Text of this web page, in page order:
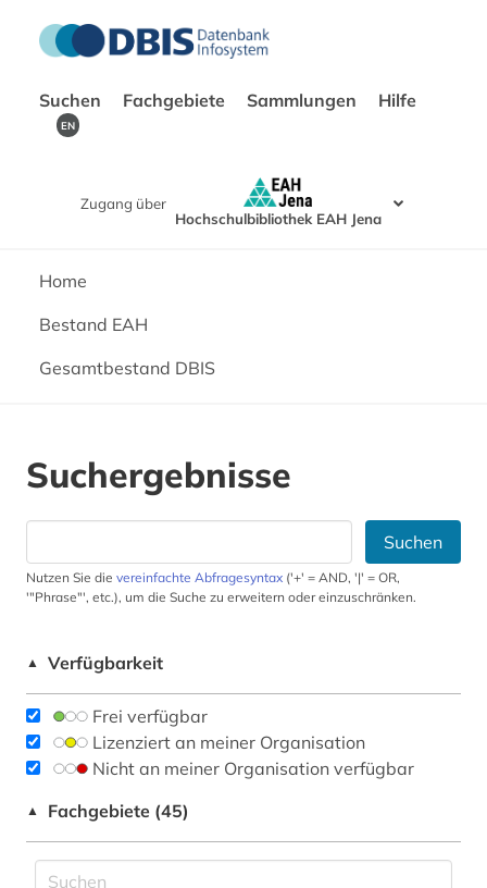
Suchen Fachgebiete Sammlungen Hilfe
EN
Zugang über
Hochschulbibliothek EAH Jena
Home
Bestand EAH
Gesamtbestand DBIS
Suchergebnisse
Suchen
Nutzen Sie die vereinfachte Abfragesyntax ('+' = AND, '|' = OR,
'"Phrase"', etc.), um die Suche zu erweitern oder einzuschränken.
▲ Verfügbarkeit
Frei verfügbar
Lizenziert an meiner Organisation
Nicht an meiner Organisation verfügbar
▲ Fachgebiete (45)